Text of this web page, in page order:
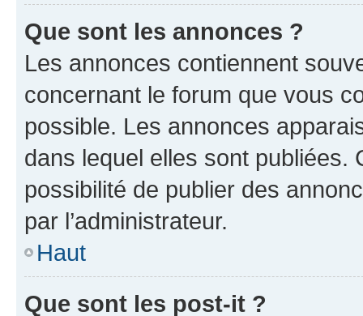
Que sont les annonces ?
Les annonces contiennent
concernant le forum que vous
possible. Les annonces
dans lequel elles sont publiées.
possibilité de publier des
par l’administrateur.
Haut
Que sont les post-it ?